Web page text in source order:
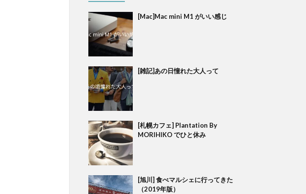
[Mac]Mac mini M1 がいい感じ
[雑記]あの日憧れた大人って
[札幌カフェ] Plantation By
MORIHIKO でひと休み
[旭川] 食べマルシェに行ってきた
（2019年版）